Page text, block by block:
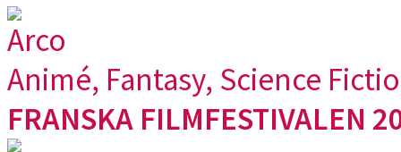
Arco
Animé, Fantasy, Science
FRANSKA FILMFESTIVALEN